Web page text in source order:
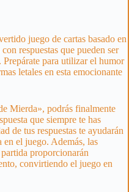
juego de cartas basado en
respuestas que pueden ser
Prepárate para utilizar el humor
letales en esta emocionante
Mierda», podrás finalmente
que siempre te has
de tus respuestas te ayudarán
en el juego. Además, las
proporcionarán
convirtiendo el juego en